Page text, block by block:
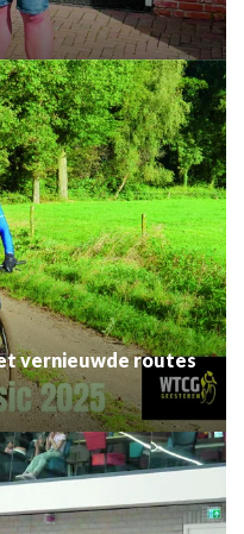
Vasser Heuvelen Classic met vernieuwde routes